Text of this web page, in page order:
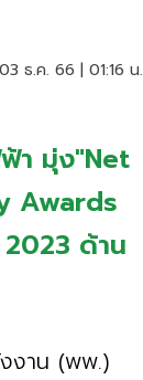
03 ธ.ค. 66 | 01:16 น.
า มุ่ง"Net
Awards
2023 ด้าน
งาน (พพ.)